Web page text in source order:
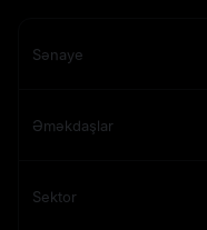
Sənaye
Əməkdaşlar
Sektor